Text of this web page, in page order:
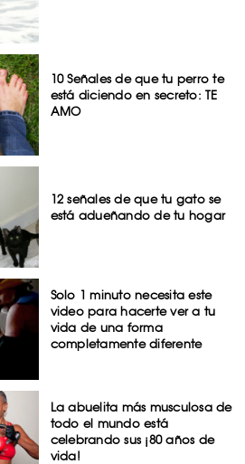
10 Señales de que tu perro te
está diciendo en secreto: TE
AMO
12 señales de que tu gato se
está adueñando de tu hogar
Solo 1 minuto necesita este
video para hacerte ver a tu
vida de una forma
completamente diferente
La abuelita más musculosa de
todo el mundo está
celebrando sus ¡80 años de
vida!